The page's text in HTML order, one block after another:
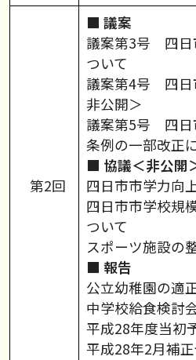
第2回
■ 議案
議案第3号 四日
ついて
議案第4号 四日
非公開＞
議案第5号 四日
条例の一部改正
■ 協議＜非公開
四日市市学力向
四日市市学校規
ついて
スポーツ施設の
■ 報告
公立幼稚園の適
中学校給食検討
平成28年度当初
平成28年2月補